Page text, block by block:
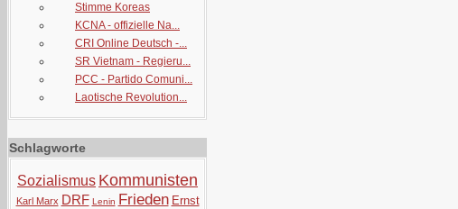
Stimme Koreas
KCNA - offizielle Na...
CRI Online Deutsch -...
SR Vietnam - Regieru...
PCC - Partido Comuni...
Laotische Revolution...
Schlagworte
Sozialismus Kommunisten
Karl Marx DRF Lenin Frieden Ernst